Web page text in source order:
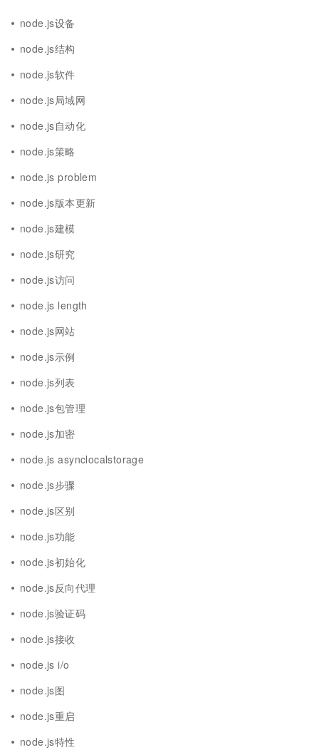
node.js设备
node.js结构
node.js软件
node.js局域网
node.js自动化
node.js策略
node.js problem
node.js版本更新
node.js建模
node.js研究
node.js访问
node.js length
node.js网站
node.js示例
node.js列表
node.js包管理
node.js加密
node.js asynclocalstorage
node.js步骤
node.js区别
node.js功能
node.js初始化
node.js反向代理
node.js验证码
node.js接收
node.js i/o
node.js图
node.js重启
node.js特性